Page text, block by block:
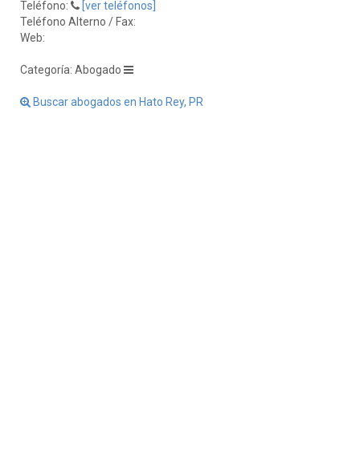
Teléfono:
[ver teléfonos]
Teléfono Alterno / Fax:
Web:
Categoría: Abogado
Buscar abogados en Hato Rey, PR